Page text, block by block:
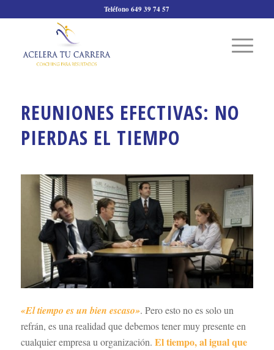
Teléfono 649 39 74 57
REUNIONES EFECTIVAS: NO
PIERDAS EL TIEMPO
«El tiempo es un bien escaso». Pero esto no es solo un
refrán, es una realidad que debemos tener muy presente en
cualquier empresa u organización. El tiempo, al igual que